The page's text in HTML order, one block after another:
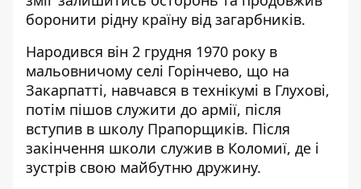
боронити рідну країну від загарбників.
Народився він 2 грудня 1970 року в
мальовничому селі Горінчево, що на
Закарпатті, навчався в технікумі в Глухові,
потім пішов служити до армії, після
вступив в школу Прапорщиків. Після
закінчення школи служив в Коломиї, де і
зустрів свою майбутню дружину.